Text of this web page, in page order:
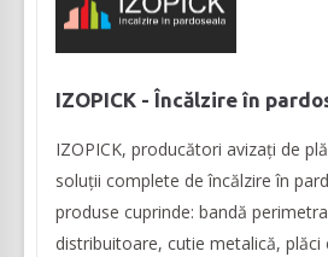
IZOPICK - Încălzire în
IZOPICK, producători avizați de
soluții complete de încălzire în
produse cuprinde: bandă
distribuitoare, cutie metalică, plăci